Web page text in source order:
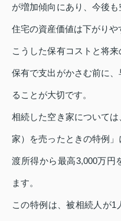
が増加傾向にあり、今後
住宅の資産価値は下がりや
こうした保有コストと将
保有で支出がかさむ前に
ることが大切です。
相続した空き家について
家）を売ったときの特例
渡所得から最高3,000万円
ます。
この特例は、被相続人が